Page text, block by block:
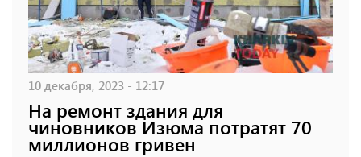
10 декабря, 2023 - 12:17
На ремонт здания для
чиновников Изюма потратят 70
миллионов гривен